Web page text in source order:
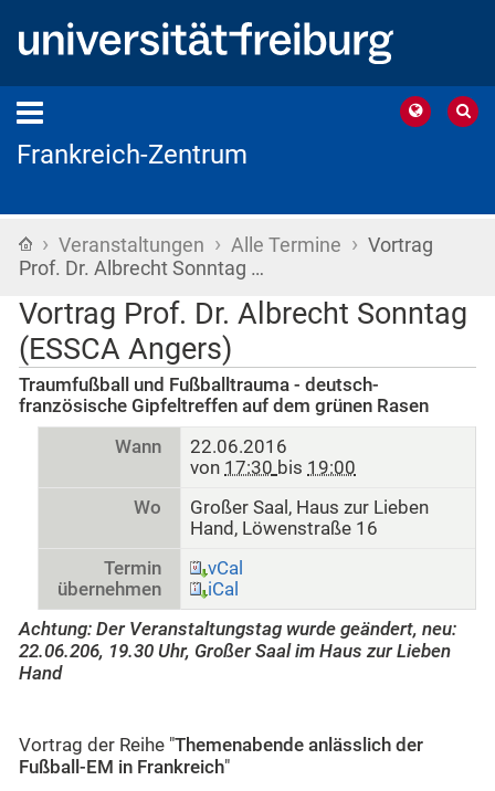
Frankreich-Zentrum
Startseite
› Veranstaltungen › Alle Termine › Vortrag
Prof. Dr. Albrecht Sonntag …
Vortrag Prof. Dr. Albrecht Sonntag
(ESSCA Angers)
Traumfußball und Fußballtrauma - deutsch-
französische Gipfeltreffen auf dem grünen Rasen
Wann
22.06.2016
von 17:30 bis 19:00
Wo
Großer Saal, Haus zur Lieben
Hand, Löwenstraße 16
Termin
übernehmen
vCal
iCal
Achtung: Der Veranstaltungstag wurde geändert, neu:
22.06.206, 19.30 Uhr, Großer Saal im Haus zur Lieben
Hand
Vortrag der Reihe "Themenabende anlässlich der
Fußball-EM in Frankreich"